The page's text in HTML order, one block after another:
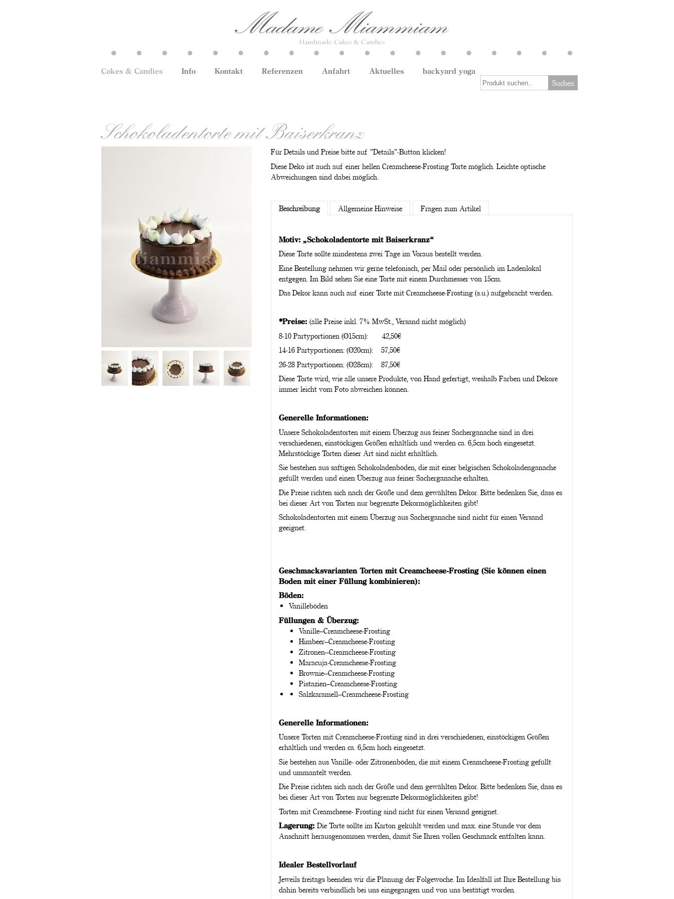
Cakes & Candies Info Kontakt Referenzen Anfahrt Aktuelles
backyard yoga
Suchen
Schokoladentorte mit Baiserkranz
Für Details und Preise bitte auf "Details"-Button klicken!
Diese Deko ist auch auf einer hellen Creamcheese-Frosting Torte möglich. Leichte optische
Abweichungen sind dabei möglich.
Beschreibung Allgemeine Hinweise Fragen zum Artikel
Motiv: „Schokoladentorte mit Baiserkranz“
Diese Torte sollte mindestens zwei Tage im Voraus bestellt werden.
Eine Bestellung nehmen wir gerne telefonisch, per Mail oder persönlich im Ladenlokal
entgegen. Im Bild sehen Sie eine Torte mit einem Durchmesser von 15cm.
Das Dekor kann auch auf einer Torte mit Creamcheese-Frosting (s.u.) aufgebracht werden.
*Preise: (alle Preise inkl. 7% MwSt., Versand nicht möglich)
8-10 Partyportionen (Ø15cm): 42,50€
14-16 Partyportionen: (Ø20cm): 57,50€
26-28 Partyportionen: (Ø28cm): 87,50€
Diese Torte wird, wie alle unsere Produkte, von Hand gefertigt, weshalb Farben und Dekore
immer leicht vom Foto abweichen können.
Generelle Informationen:
Unsere Schokoladentorten mit einem Überzug aus feiner Sacherganache sind in drei
verschiedenen, einstöckigen Größen erhältlich und werden ca. 6,5cm hoch eingesetzt.
Mehrstöckige Torten dieser Art sind nicht erhältlich.
Sie bestehen aus saftigen Schokoladenböden, die mit einer belgischen Schokoladenganache
gefüllt werden und einen Überzug aus feiner Sacherganache erhalten.
Die Preise richten sich nach der Größe und dem gewählten Dekor. Bitte bedenken Sie, dass es
bei dieser Art von Torten nur begrenzte Dekormöglichkeiten gibt!
Schokoladentorten mit einem Überzug aus Sacherganache sind nicht für einen Versand
geeignet.
Geschmacksvarianten Torten mit Creamcheese-Frosting (Sie können einen
Boden mit einer Füllung kombinieren):
Böden:
Vanilleböden
Füllungen & Überzug:
Vanille–Creamcheese-Frosting
Himbeer–Creamcheese-Frosting
Zitronen–Creamcheese-Frosting
Maracuja-Creamcheese-Frosting
Brownie–Creamcheese-Frosting
Pistazien–Creamcheese-Frosting
Salzkaramell–Creamcheese-Frosting
Generelle Informationen:
Unsere Torten mit Creamcheese-Frosting sind in drei verschiedenen, einstöckigen Größen
erhältlich und werden ca. 6,5cm hoch eingesetzt.
Sie bestehen aus Vanille- oder Zitronenböden, die mit einem Creamcheese-Frosting gefüllt
und ummantelt werden.
Die Preise richten sich nach der Größe und dem gewählten Dekor. Bitte bedenken Sie, dass es
bei dieser Art von Torten nur begrenzte Dekormöglichkeiten gibt!
Torten mit Creamcheese- Frosting sind nicht für einen Versand geeignet.
Lagerung: Die Torte sollte im Karton gekühlt werden und max. eine Stunde vor dem
Anschnitt herausgenommen werden, damit Sie Ihren vollen Geschmack entfalten kann.
Idealer Bestellvorlauf
Jeweils freitags beenden wir die Planung der Folgewoche. Im Idealfall ist Ihre Bestellung bis
dahin bereits verbindlich bei uns eingegangen und von uns bestätigt worden.